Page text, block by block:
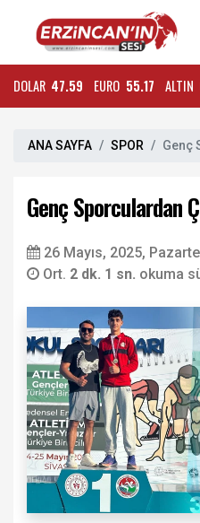
DOLAR 47.59 EURO 55.17 ALTIN
ANA SAYFA SPOR Genç
Genç Sporculardan
26 Mayıs, 2025,
Ort. 2 dk. 1 sn. okuma